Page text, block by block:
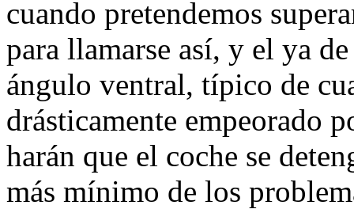
cuando pretendemos
para llamarse así, y el ya
ángulo ventral, típico de
drásticamente empeorado
harán que el coche se
más mínimo de los